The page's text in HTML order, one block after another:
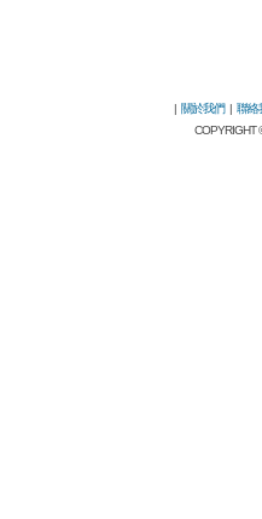
| 關於我們| 聯絡
COPYRIGHT